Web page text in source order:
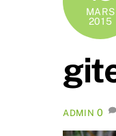
MARS
2015
ADMIN 0